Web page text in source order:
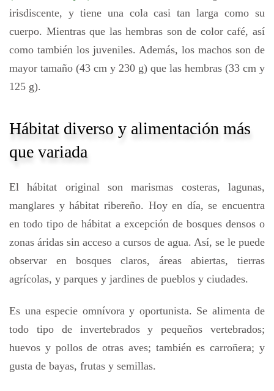
irisdiscente, y tiene una cola casi tan larga como su
cuerpo. Mientras que las hembras son de color café, así
como también los juveniles. Además, los machos son de
mayor tamaño (43 cm y 230 g) que las hembras (33 cm y
125 g).
Hábitat diverso y alimentación más
que variada
El hábitat original son marismas costeras, lagunas,
manglares y hábitat ribereño. Hoy en día, se encuentra
en todo tipo de hábitat a excepción de bosques densos o
zonas áridas sin acceso a cursos de agua. Así, se le puede
observar en bosques claros, áreas abiertas, tierras
agrícolas, y parques y jardines de pueblos y ciudades.
Es una especie omnívora y oportunista. Se alimenta de
todo tipo de invertebrados y pequeños vertebrados;
huevos y pollos de otras aves; también es carroñera; y
gusta de bayas, frutas y semillas.